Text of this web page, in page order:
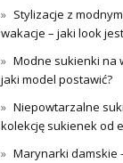
Stylizacje z
wakacje – jaki look
Modne sukienki na
jaki model postawić?
Niepowtarzalne
kolekcję sukienek od
Marynarki damskie